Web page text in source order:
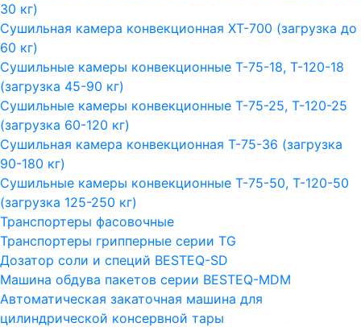
30 кг)
Сушильная камера конвекционная ХТ-700 (загрузка до
60 кг)
Сушильные камеры конвекционные Т-75-18, Т-120-18
(загрузка 45-90 кг)
Сушильные камеры конвекционные Т-75-25, Т-120-25
(загрузка 60-120 кг)
Сушильная камера конвекционная Т-75-36 (загрузка
90-180 кг)
Сушильные камеры конвекционные Т-75-50, Т-120-50
(загрузка 125-250 кг)
Транспортеры фасовочные
Транспортеры грипперные серии TG
Дозатор соли и специй BESTEQ-SD
Машина обдува пакетов серии ВESTEQ-MDM
Автоматическая закаточная машина для
цилиндрической консервной тары